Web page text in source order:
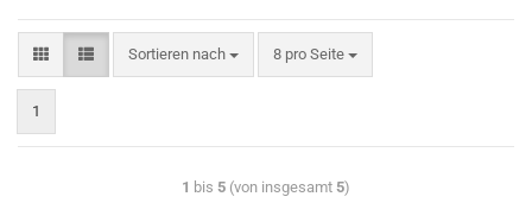
Sortieren nach 8 pro Seite
1
1 bis 5 (von insgesamt 5)